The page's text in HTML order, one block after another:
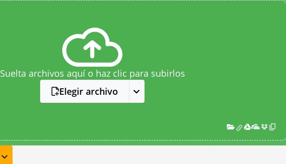
Suelta archivos aquí o haz clic para subirlos
Elegir archivo